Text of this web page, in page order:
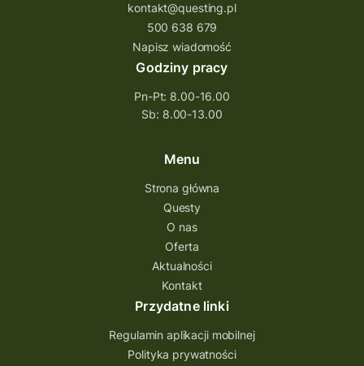
questujwpolsce
questuj z nami
questingwyprawa po skarb
questingowy projekt współpracy
questing wielkopolska
Questing Przecławski
Questing Łódzkie
questing gry terenowe
Quest Świętokrzyskie
quest na szlaku Przygody
Quest Bolestraszyce
Quest Arboretum
Przecław Quest
projekt
Pogórze Dynowskie
Partnerstwo Questingu
kontakt@questing.pl
500 638 679
Napisz wiadomość
Godziny pracy
Pn-Pt: 8.00-16.00
Sb: 8.00-13.00
Menu
Strona główna
Questy
O nas
Oferta
Aktualności
Kontakt
Przydatne linki
Regulamin aplikacji mobilnej
Polityka prywatności